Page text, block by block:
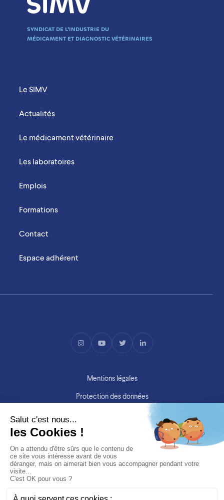
SYNDICAT DE L'INDUSTRIE DU
MÉDICAMENT ET DIAGNOSTIC VÉTÉRINAIRES
Menu Footer Mobile
Le SIMV
Actualités
Le médicament vétérinaire
Les laboratoires
Emplois
Formations
Contact
Espace adhérent
Mentions légales
Protection des données